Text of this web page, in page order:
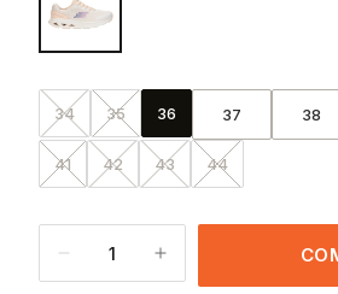
34 35 36 37 38
41 42 43 44
1